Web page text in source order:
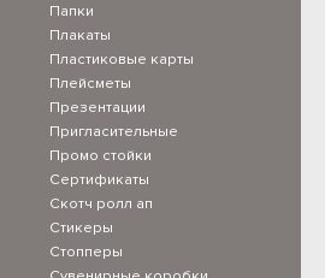
Папки
Плакаты
Пластиковые карты
Плейсметы
Презентации
Пригласительные
Промо стойки
Сертификаты
Скотч ролл ап
Стикеры
Стопперы